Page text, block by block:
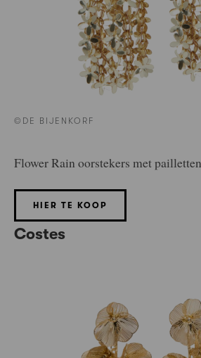
©DE BIJENKORF
Flower Rain oorstekers met
HIER TE KOOP
Costes